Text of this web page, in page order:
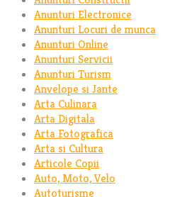
Anunturi Electronice
Anunturi Locuri de munca
Anunturi Online
Anunturi Servicii
Anunturi Turism
Anvelope si Jante
Arta Culinara
Arta Digitala
Arta Fotografica
Arta si Cultura
Articole Copii
Auto, Moto, Velo
Autoturisme